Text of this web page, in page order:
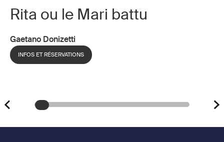
Rita ou le Mari battu
Gaetano Donizetti
INFOS ET RÉSERVATIONS